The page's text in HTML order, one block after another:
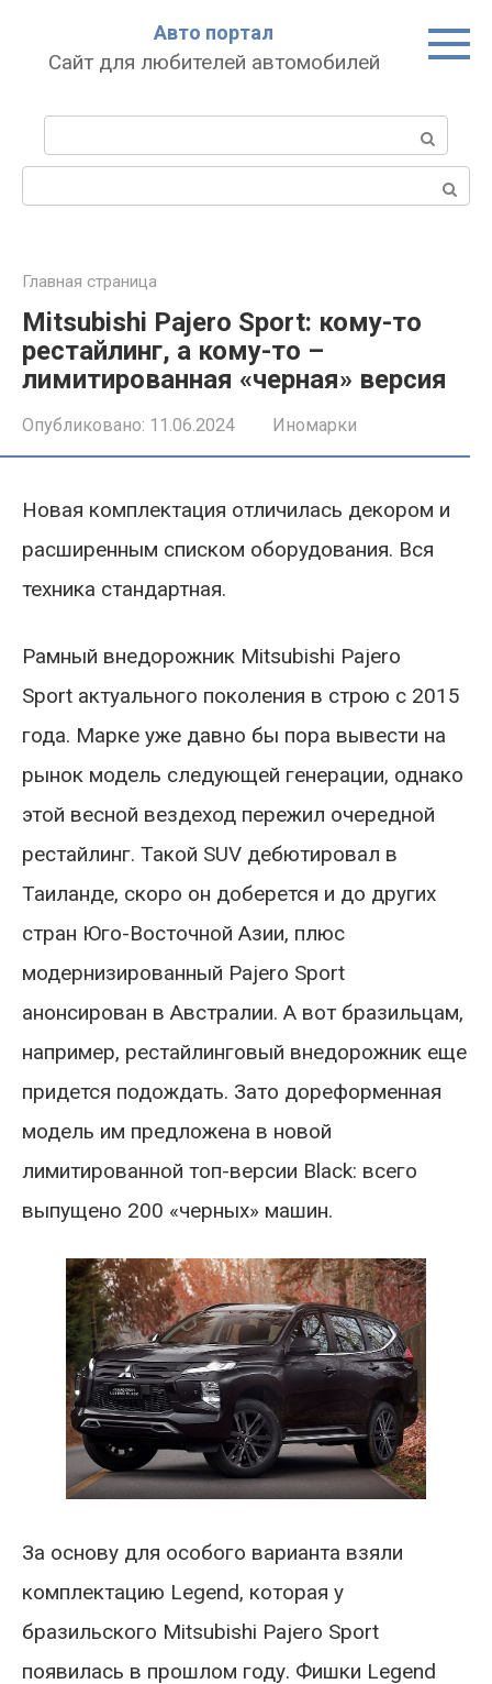
Авто портал
Сайт для любителей автомобилей
Главная страница
Mitsubishi Pajero Sport: кому-то
рестайлинг, а кому-то –
лимитированная «черная» версия
Опубликовано: 11.06.2024 Иномарки
Новая комплектация отличилась декором и
расширенным списком оборудования. Вся
техника стандартная.
Рамный внедорожник Mitsubishi Pajero
Sport актуального поколения в строю с 2015
года. Марке уже давно бы пора вывести на
рынок модель следующей генерации, однако
этой весной вездеход пережил очередной
рестайлинг. Такой SUV дебютировал в
Таиланде, скоро он доберется и до других
стран Юго-Восточной Азии, плюс
модернизированный Pajero Sport
анонсирован в Австралии. А вот бразильцам,
например, рестайлинговый внедорожник еще
придется подождать. Зато дореформенная
модель им предложена в новой
лимитированной топ-версии Black: всего
выпущено 200 «черных» машин.
За основу для особого варианта взяли
комплектацию Legend, которая у
бразильского Mitsubishi Pajero Sport
появилась в прошлом году. Фишки Legend